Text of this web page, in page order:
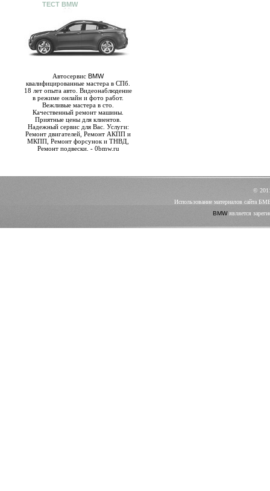
ТЕСТ BMW
АвтосервисBMW
квалифицированные мастера в СПб.
18 лет опыта авто. Видеонаблюдение
в режиме онлайн и фото работ.
Вежливые мастера в сто.
Качественный ремонт машины.
Приятные цены для клиентов.
Надежный сервис для Вас. Услуги:
Ремонт двигателей, Ремонт АКПП и
МКПП, Ремонт форсунок и ТНВД,
Ремонт подвески. - 0bmw.ru
©
Использование материалов сайта
BMWявляется